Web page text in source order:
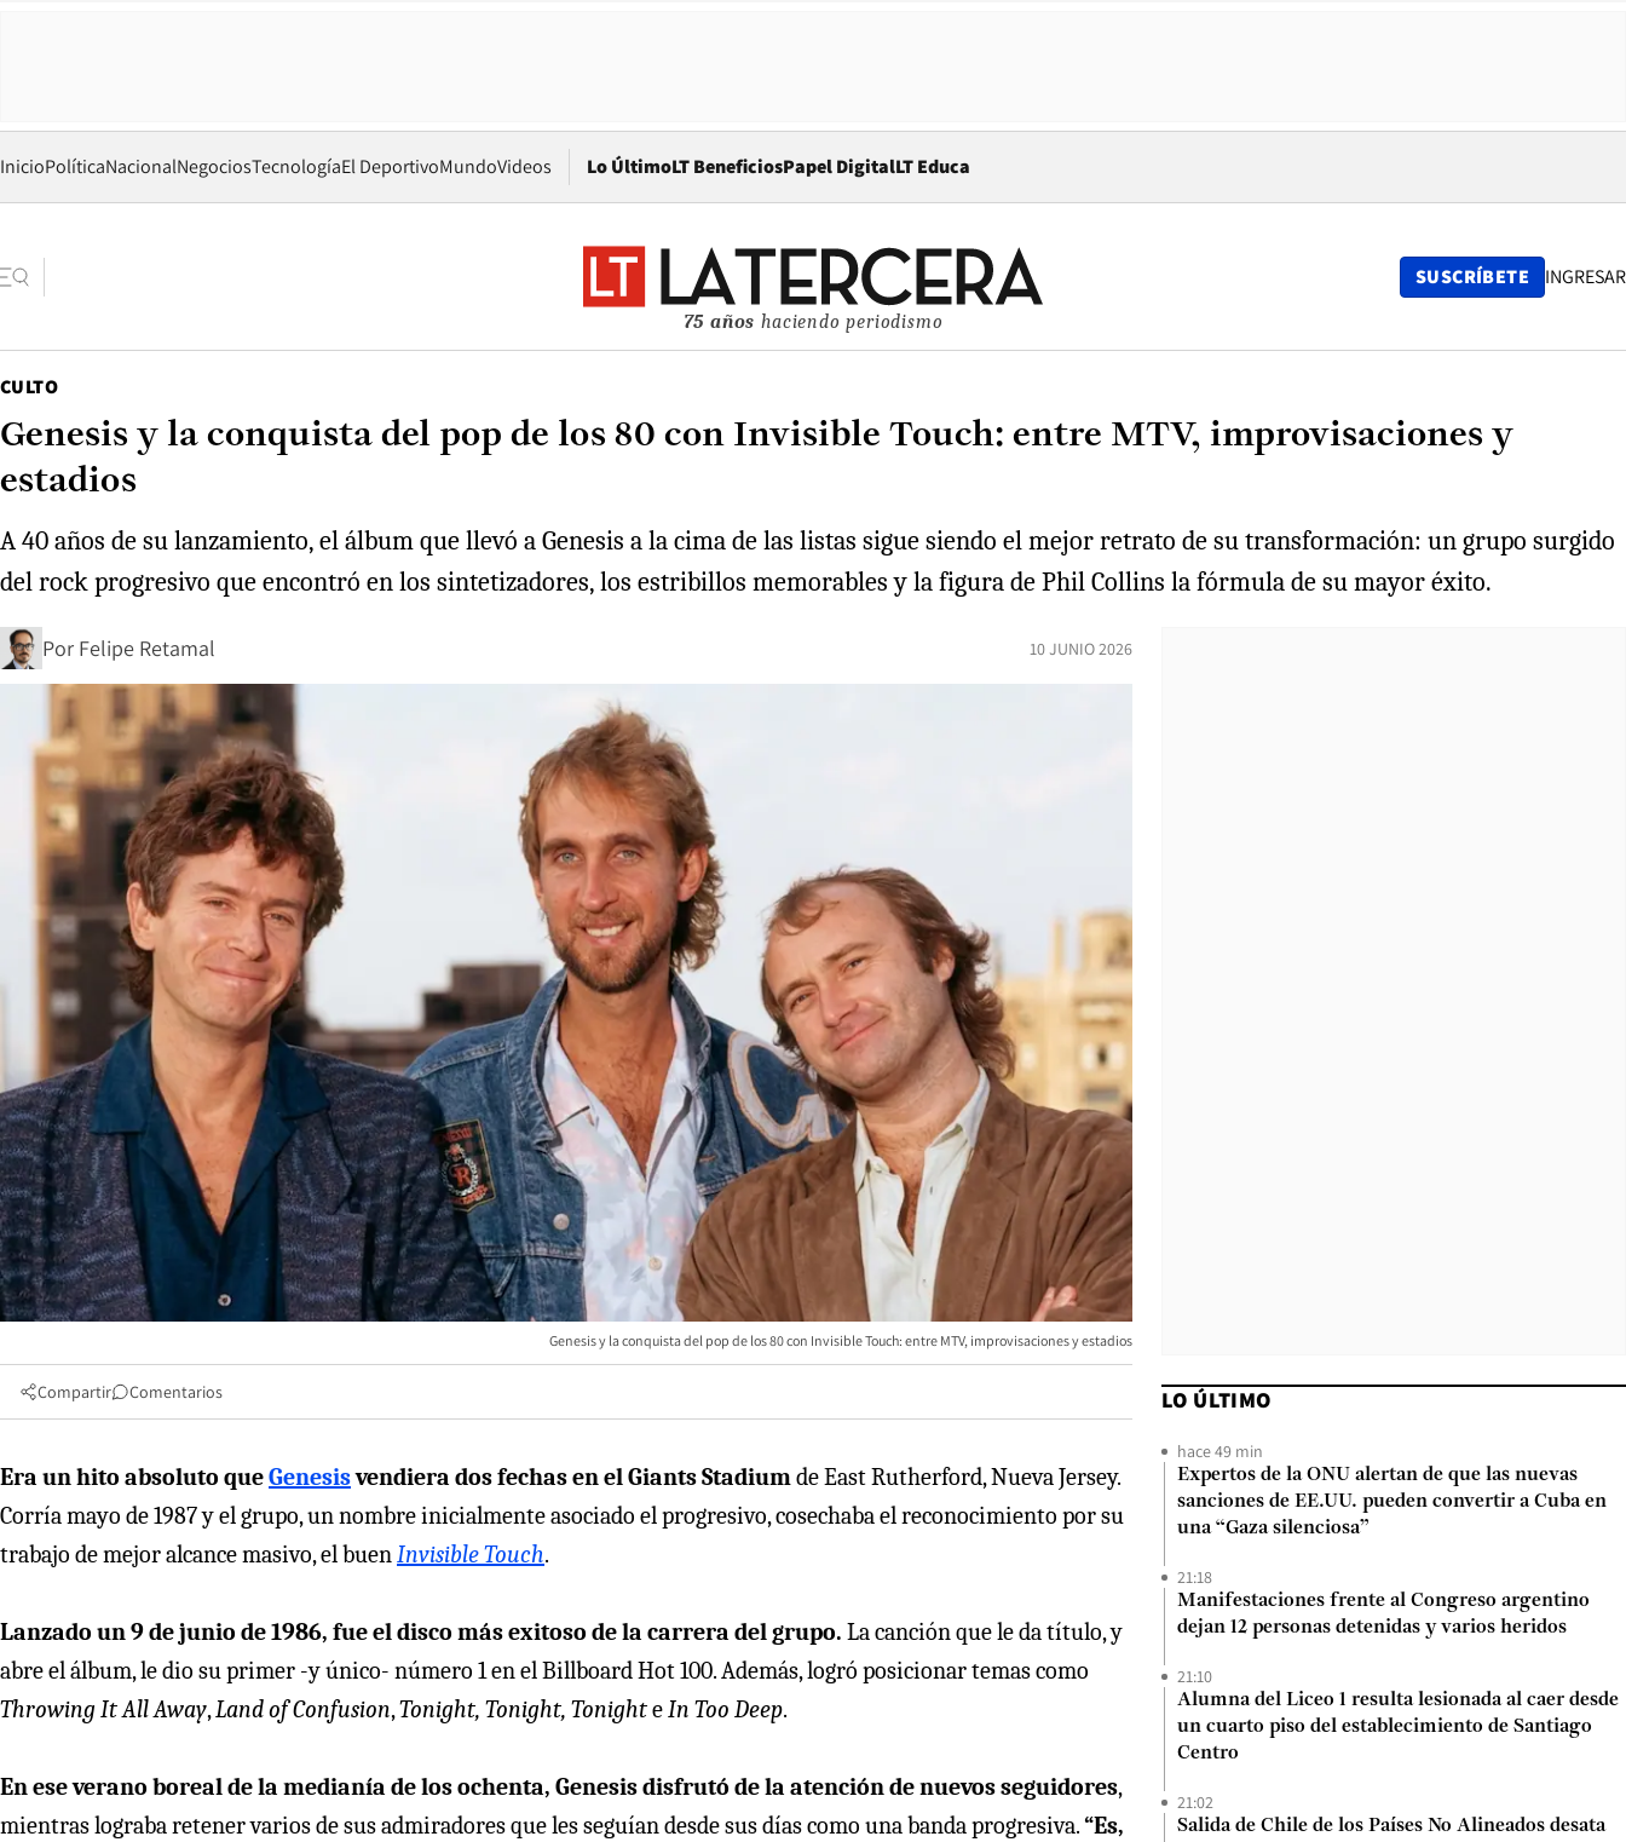
InicioPolíticaNacionalNegociosTecnologíaEl DeportivoMundoVideos Lo ÚltimoLT BeneficiosPapel DigitalOpens in new window
LT Educa
75 años haciendo periodismo
SUSCRÍBETE INGRESAR
CULTO
Genesis y la conquista del pop de los 80 con Invisible Touch: entre MTV, improvisaciones y
estadios
A 40 años de su lanzamiento, el álbum que llevó a Genesis a la cima de las listas sigue siendo el mejor retrato de su transformación: un grupo surgido
del rock progresivo que encontró en los sintetizadores, los estribillos memorables y la figura de Phil Collins la fórmula de su mayor éxito.
Por Felipe Retamal 10 JUNIO 2026
Genesis y la conquista del pop de los 80 con Invisible Touch: entre MTV, improvisaciones y estadios
Compartir Comentarios
Era un hito absoluto queGenesisvendiera dos fechas en el Giants Stadiumde East Rutherford, Nueva Jersey.
Corría mayo de 1987 y el grupo, un nombre inicialmente asociado el progresivo, cosechaba el reconocimiento por su
trabajo de mejor alcance masivo, el buenInvisible Touch.
Lanzado un 9 de junio de 1986, fue el disco más exitoso de la carrera del grupo. La canción que le da título, y
abre el álbum, le dio su primer -y único- número 1 en el Billboard Hot 100. Además, logró posicionar temas como
Throwing It All Away,Land of Confusion,Tonight, Tonight, TonighteIn Too Deep.
En ese verano boreal de la medianía de los ochenta, Genesis disfrutó de la atención de nuevos seguidores,
mientras lograba retener varios de sus admiradores que les seguían desde sus días como una banda progresiva.“Es,
LO ÚLTIMO
hace 49 min
Expertos de la ONU alertan de que las nuevas
sanciones de EE.UU. pueden convertir a Cuba en
una “Gaza silenciosa”
21:18
Manifestaciones frente al Congreso argentino
dejan 12 personas detenidas y varios heridos
21:10
Alumna del Liceo 1 resulta lesionada al caer desde
un cuarto piso del establecimiento de Santiago
Centro
21:02
Salida de Chile de los Países No Alineados desata